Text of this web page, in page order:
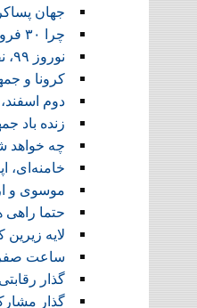
جهان
چرا ۳۰ فروردین یک نقطه عطف است؟
نوروز ۹۹، نقطه عطف!‏
کرونا و
دوم
زنده باد
چه خواهد
خامنه‌ای،
موسوی و
حتما
لایه زیرین
ساعت
گذار
گذار